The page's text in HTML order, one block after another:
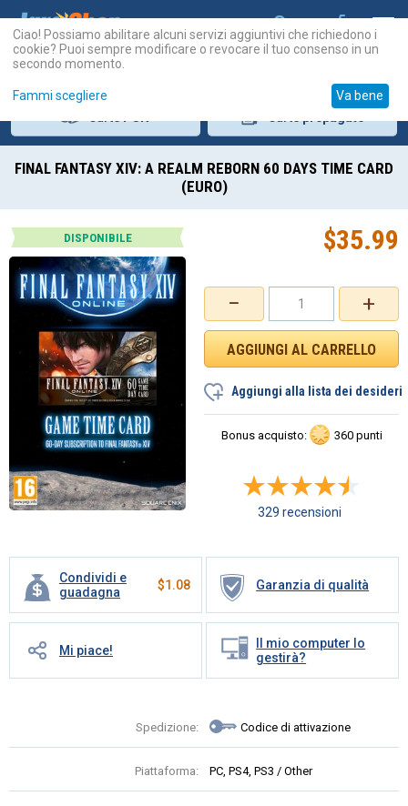
FINAL FANTASY XIV: A REALM REBORN 60 DAYS TIME CARD
(EURO)
DISPONIBILE
Condividi e
guadagna
$1.08 Garanzia di qualità
Mi piace!
Il mio computer lo
gestirà?
Spedizione: Codice di attivazione
Piattaforma: PC, PS4, PS3 / Other
+
−
$35.99
Aggiungi alla lista dei desideri
Bonus acquisto: 360 punti
329 recensioni
Ciao! Possiamo abilitare alcuni servizi aggiuntivi che richiedono i
cookie? Puoi sempre modificare o revocare il tuo consenso in un
secondo momento.
Fammi scegliere Va bene